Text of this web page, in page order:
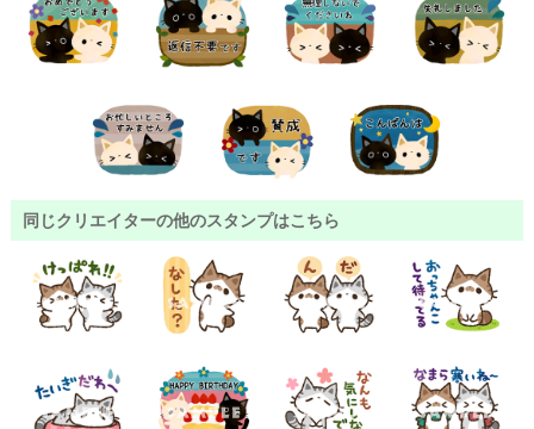
同じクリエイターの他のスタンプはこちら